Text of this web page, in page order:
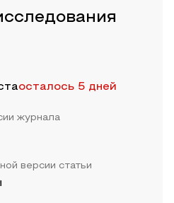
осталось 5 дней
журнала
версии статьи